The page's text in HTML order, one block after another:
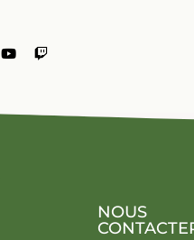
NOUS